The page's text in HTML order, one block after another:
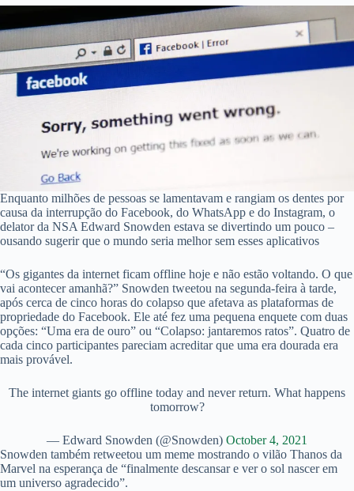
Enquanto milhões de pessoas se lamentavam e rangiam os dentes por
causa da interrupção do Facebook, do WhatsApp e do Instagram, o
delator da NSA Edward Snowden estava se divertindo um pouco –
ousando sugerir que o mundo seria melhor sem esses aplicativos
“Os gigantes da internet ficam offline hoje e não estão voltando. O que
vai acontecer amanhã?” Snowden tweetou na segunda-feira à tarde,
após cerca de cinco horas do colapso que afetava as plataformas de
propriedade do Facebook. Ele até fez uma pequena enquete com duas
opções: “Uma era de ouro” ou “Colapso: jantaremos ratos”. Quatro de
cada cinco participantes pareciam acreditar que uma era dourada era
mais provável.
The internet giants go offline today and never return. What happens
tomorrow?
— Edward Snowden (@Snowden) October 4, 2021
Snowden também retweetou um meme mostrando o vilão Thanos da
Marvel na esperança de “finalmente descansar e ver o sol nascer em
um universo agradecido”.